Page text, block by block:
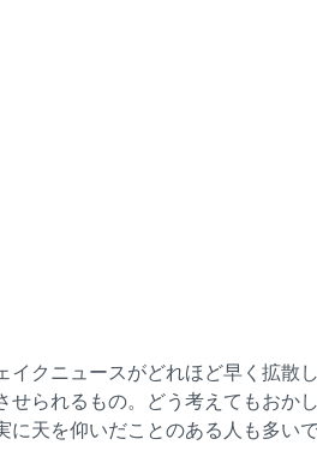
イクニュースがどれほど早く拡散
せられるもの。どう考えてもおか
に天を仰いだことのある人も多いで